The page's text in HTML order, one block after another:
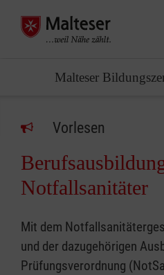
Malteser
Vorlesen
Notfallsanitäter
Mit dem
und der dazugehörigen
Prüfungsverordnung